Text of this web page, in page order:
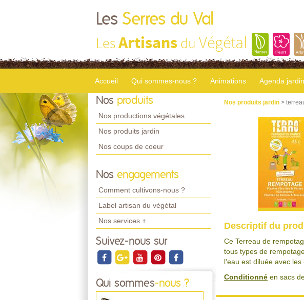
Les Serres du Val
LesArtisans du Végétal
Accueil Qui sommes-nous ? Animations Agenda jardin
Nos produits
Nos productions végétales
Nos produits jardin
Nos coups de coeur
Nos engagements
Comment cultivons-nous ?
Label artisan du végétal
Nos services +
Suivez-nous sur
Qui sommes-nous ?
Nos produits jardin >
Descriptif du
Ce Terreau de
tous types de
l'eau est diluée avec
Conditionné en sacs